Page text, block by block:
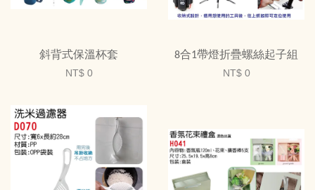
斜背式保溫杯套
NT$ 0
8合1帶燈折疊螺絲起子組
NT$ 0